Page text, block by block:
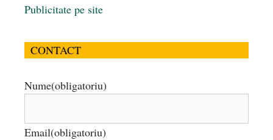
Publicitate pe site
CONTACT
Nume(obligatoriu)
Email(obligatoriu)